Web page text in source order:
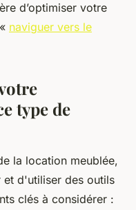
d’optimiser votre
naviguer vers le
type de
la location meublée,
et d'utiliser des outils
clés à considérer :